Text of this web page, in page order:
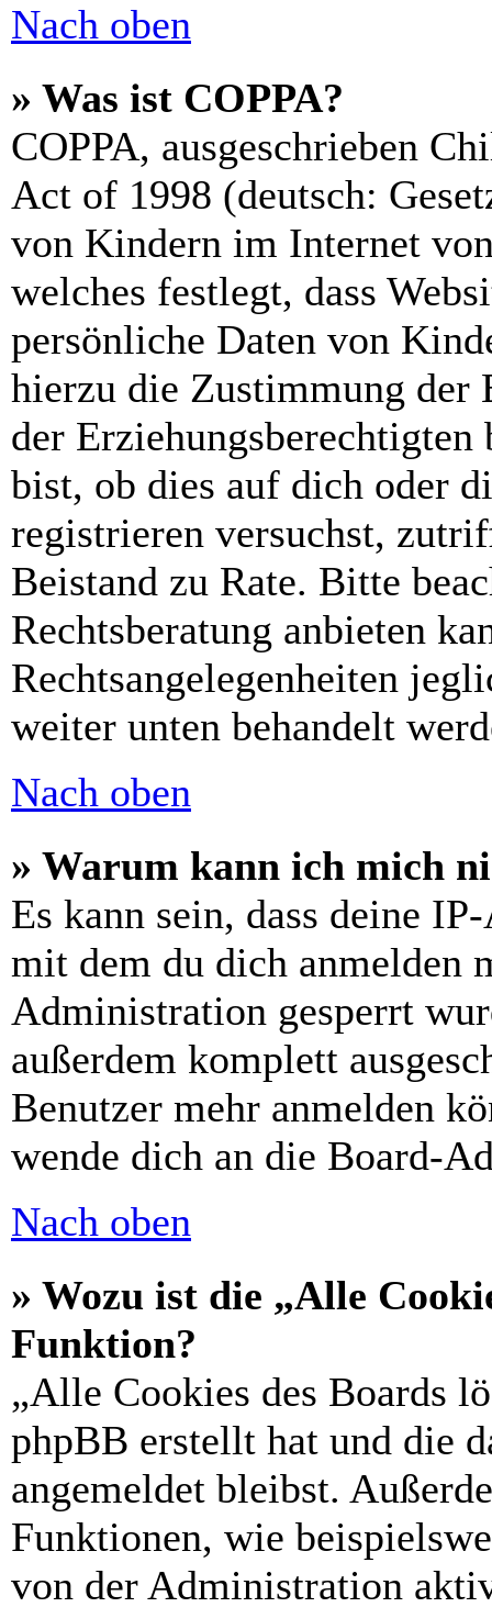
Nach oben
» Was ist COPPA?
COPPA, ausgeschrieben
Act of 1998 (deutsch:
von Kindern im Internet
welches festlegt, dass
persönliche Daten von
hierzu die Zustimmung der
der
bist, ob dies auf dich oder
registrieren versuchst,
Beistand zu Rate. Bitte
Rechtsberatung anbieten
Rechtsangelegenheiten
weiter unten behandelt
Nach oben
» Warum kann ich mich
Es kann sein, dass deine
mit dem du dich anmelden
Administration gesperrt
außerdem komplett
Benutzer mehr anmelden
wende dich an die Board-
Nach oben
» Wozu ist die „Alle
Funktion?
„Alle Cookies des Boards
phpBB erstellt hat und die
angemeldet bleibst.
Funktionen, wie
von der Administration